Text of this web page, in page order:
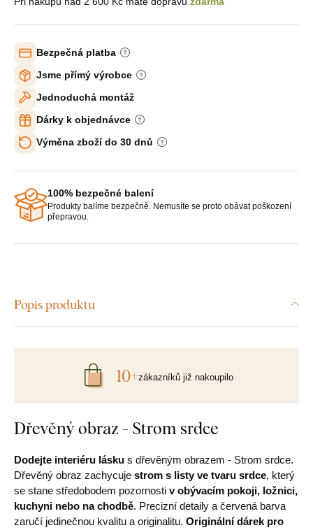
Bezpečná platba
Jsme přímý výrobce
Jednoduchá montáž
Dárky k objednávce
Výměna zboží do 30 dnů
100% bezpečné balení
Produkty balíme bezpečně. Nemusíte se proto obávat poškození
přepravou.
Popis produktu
Dřevěný obraz - Strom srdce
Dodejte interiéru lásku s dřevěným obrazem - Strom srdce.
Dřevěný obraz zachycuje strom s listy ve tvaru srdce, který
se stane středobodem pozornosti v obývacím pokoji, ložnici,
kuchyni nebo na chodbě. Precizní detaily a červená barva
zaručí jedinečnou kvalitu a originalitu. Originální dárek pro
10+zákazníků již nakoupilo